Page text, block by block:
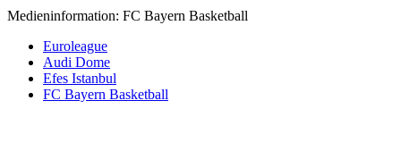
Medieninformation: FC Bayern Basketball
Euroleague
Audi Dome
Efes Istanbul
FC Bayern Basketball